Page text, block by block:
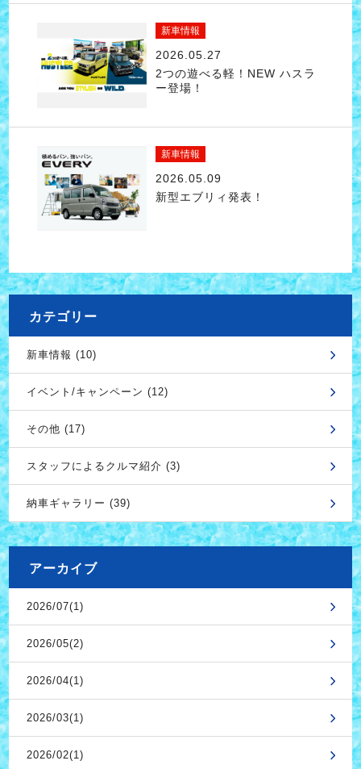
新車情報
2026.05.27
2つの遊べる軽！NEW ハスラ
ー登場！
新車情報
2026.05.09
新型エブリィ発表！
カテゴリー
新車情報 (10)
イベント/キャンペーン (12)
その他 (17)
スタッフによるクルマ紹介 (3)
納車ギャラリー (39)
アーカイブ
2026/07(1)
2026/05(2)
2026/04(1)
2026/03(1)
2026/02(1)